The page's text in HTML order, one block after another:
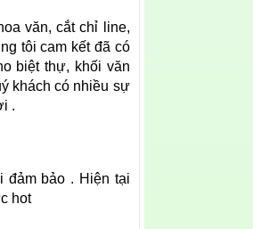
văn, cắt chỉ line,
tôi cam kết đã có
biệt thự, khối văn
khách có nhiều sự
.
đảm bảo . Hiện tại
hot